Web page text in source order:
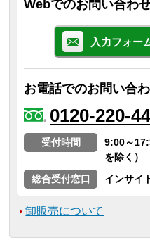
Webでのお問い合わ
入力フォー
お電話でのお問い合
0120-220-
受付時間
9:00～
を除く）
総合受付窓口
インサイ
卸販売について